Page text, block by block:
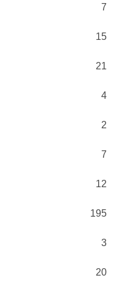
7
15
21
4
2
7
12
195
3
20